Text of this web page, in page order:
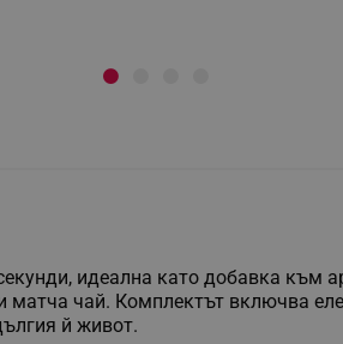
идеална като добавка към
чай. Комплектът включва
й живот.